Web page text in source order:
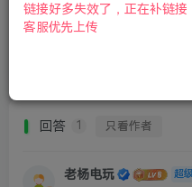
回答 1 只看作者
老杨电玩 超
链接好多失效了，正在补链
客服优先上传